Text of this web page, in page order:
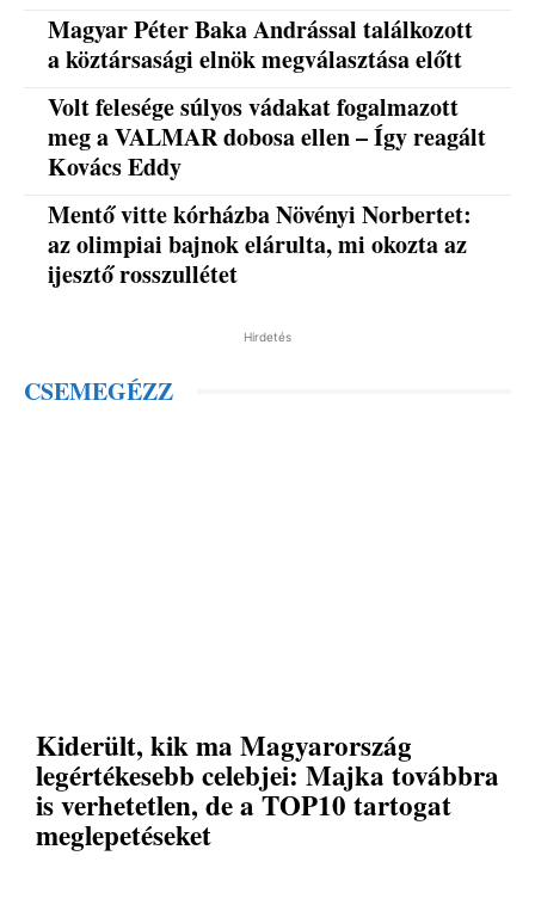
Magyar Péter Baka Andrással találkozott
a köztársasági elnök megválasztása előtt
Volt felesége súlyos vádakat fogalmazott
meg a VALMAR dobosa ellen – Így reagált
Kovács Eddy
Mentő vitte kórházba Növényi Norbertet:
az olimpiai bajnok elárulta, mi okozta az
ijesztő rosszullétet
Hirdetés
CSEMEGÉZZ
Kiderült, kik ma Magyarország
legértékesebb celebjei: Majka továbbra
is verhetetlen, de a TOP10 tartogat
meglepetéseket